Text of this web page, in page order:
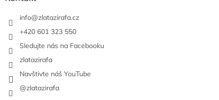
info@zlatazirafa.cz
+420 601 323 550
Sledujte nás na Facebooku
zlatazirafa
Navštivte náš YouTube
@zlatazirafa